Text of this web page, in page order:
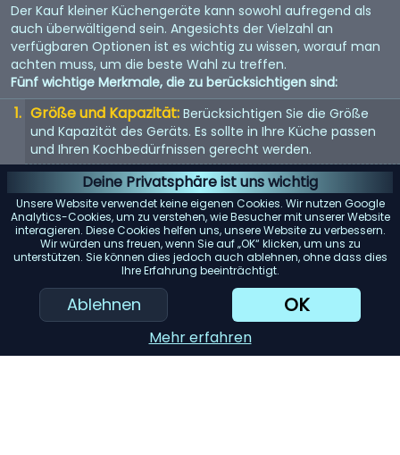
Deine Privatsphäre ist uns wichtig
Unsere Website verwendet keine eigenen Cookies. Wir nutzen Google
Analytics-Cookies, um zu verstehen, wie Besucher mit unserer Website
interagieren. Diese Cookies helfen uns, unsere Website zu verbessern.
Wir würden uns freuen, wenn Sie auf „OK“ klicken, um uns zu
unterstützen. Sie können dies jedoch auch ablehnen, ohne dass dies
Ihre Erfahrung beeinträchtigt.
Ablehnen OK
Mehr erfahren
Der Kauf kleiner Küchengeräte kann sowohl aufregend als
auch überwältigend sein. Angesichts der Vielzahl an
verfügbaren Optionen ist es wichtig zu wissen, worauf man
achten muss, um die beste Wahl zu treffen.
Fünf wichtige Merkmale, die zu berücksichtigen sind:
Größe und Kapazität: Berücksichtigen Sie die Größe
und Kapazität des Geräts. Es sollte in Ihre Küche passen
und Ihren Kochbedürfnissen gerecht werden.
Energieeffizienz: Energieeffiziente Geräte sparen nicht
nur Geld bei der Stromrechnung, sondern sind auch
umweltfreundlich.
Benutzerfreundlichkeit: Suchen Sie nach Geräten mit
benutzerfreundlichen Bedienelementen und Funktionen.
Sie sollten einfach zu bedienen und zu reinigen sein.
Haltbarkeit: Hochwertige Materialien und gute
Verarbeitung bedeuten oft, dass das Gerät länger hält.
Achten Sie auf Garantien und Kundenbewertungen.